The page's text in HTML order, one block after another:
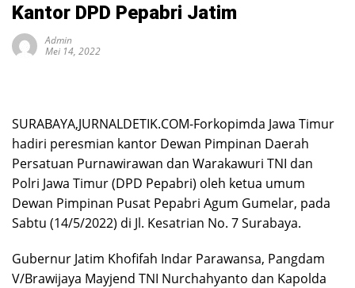
Kantor DPD Pepabri Jatim
Admin
Mei 14, 2022
SURABAYA,JURNALDETIK.COM-Forkopimda Jawa Timur
hadiri peresmian kantor Dewan Pimpinan Daerah
Persatuan Purnawirawan dan Warakawuri TNI dan
Polri Jawa Timur (DPD Pepabri) oleh ketua umum
Dewan Pimpinan Pusat Pepabri Agum Gumelar, pada
Sabtu (14/5/2022) di Jl. Kesatrian No. 7 Surabaya.
Gubernur Jatim Khofifah Indar Parawansa, Pangdam
V/Brawijaya Mayjend TNI Nurchahyanto dan Kapolda